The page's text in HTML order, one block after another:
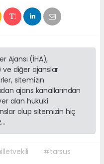
Ajansı (İHA),
ve diğer ajanslar
sitemizin
ajans kanallarından
alan hukuki
olup sitemizin hiç
#tarsus